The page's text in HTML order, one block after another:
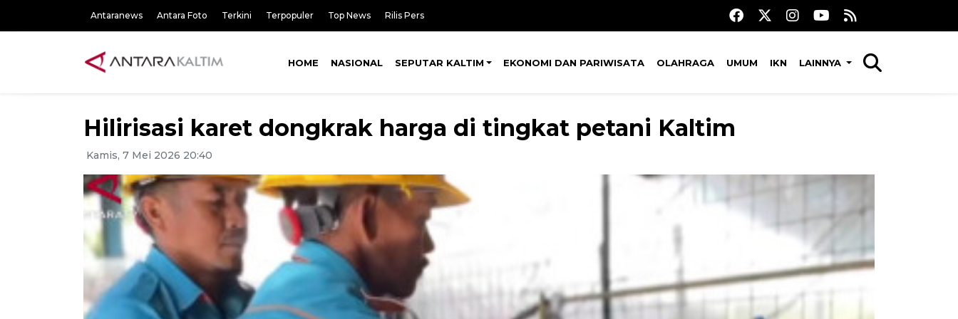
Antaranews Antara Foto Terkini Terpopuler Top News Rilis Pers
HOME NASIONAL SEPUTAR KALTIM EKONOMI DAN PARIWISATA OLAHRAGA UMUM IKN LAINNYA
Hilirisasi karet dongkrak harga di tingkat petani Kaltim
Kamis, 7 Mei 2026 20:40